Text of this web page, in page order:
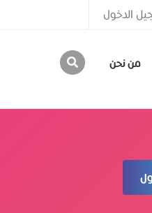
الدخول
من نحن